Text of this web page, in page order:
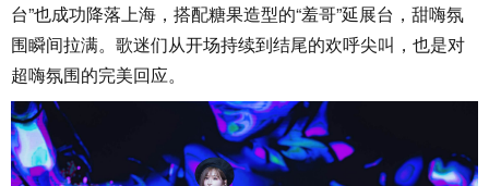
台”也成功降落上海，搭配糖果造型的“羞哥”延展台，甜嗨氛
围瞬间拉满。歌迷们从开场持续到结尾的欢呼尖叫，也是对
超嗨氛围的完美回应。